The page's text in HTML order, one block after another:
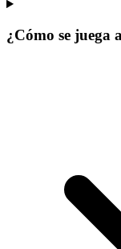
¿Cómo se juega